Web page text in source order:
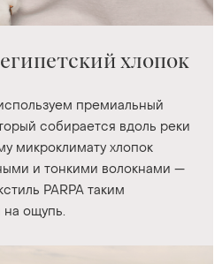
хлопок
премиальный
собирается вдоль реки
микроклимату хлопок
и тонкими волокнами —
PARPA таким
на ощупь.